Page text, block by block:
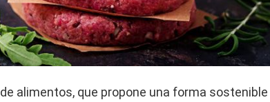
alimentos, que propone una forma sostenible